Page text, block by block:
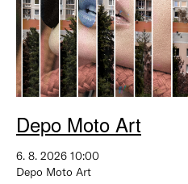
Depo Moto Art
6. 8. 2026 10:00
Depo Moto Art